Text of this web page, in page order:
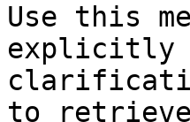
Use this
explicitly